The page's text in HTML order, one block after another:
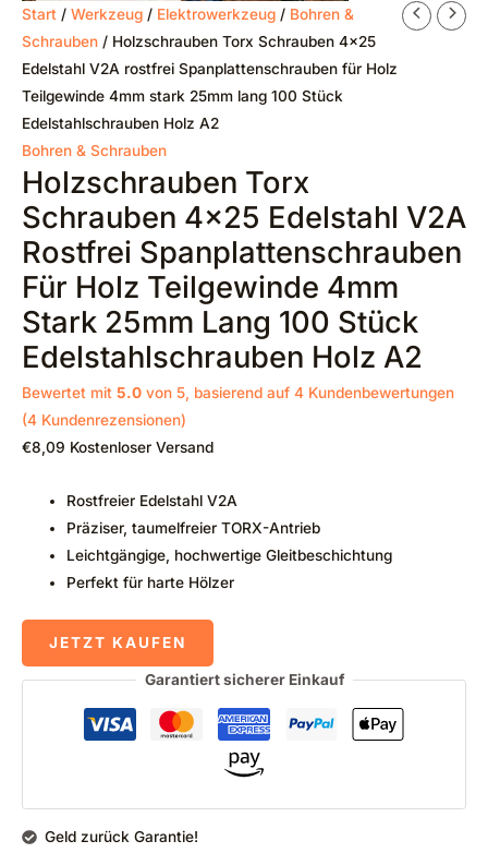
Start / Werkzeug / Elektrowerkzeug / Bohren &
Schrauben / Holzschrauben Torx Schrauben 4×25
Edelstahl V2A rostfrei Spanplattenschrauben für Holz
Teilgewinde 4mm stark 25mm lang 100 Stück
Edelstahlschrauben Holz A2
Bohren & Schrauben
Holzschrauben Torx
Schrauben 4×25 Edelstahl V2A
Rostfrei Spanplattenschrauben
Für Holz Teilgewinde 4mm
Stark 25mm Lang 100 Stück
Edelstahlschrauben Holz A2
Bewertet mit 5.0 von 5, basierend auf 4 Kundenbewertungen
(4 Kundenrezensionen)
€8,09 Kostenloser Versand
Rostfreier Edelstahl V2A
Präziser, taumelfreier TORX-Antrieb
Leichtgängige, hochwertige Gleitbeschichtung
Perfekt für harte Hölzer
JETZT KAUFEN
Garantiert sicherer Einkauf
Geld zurück Garantie!